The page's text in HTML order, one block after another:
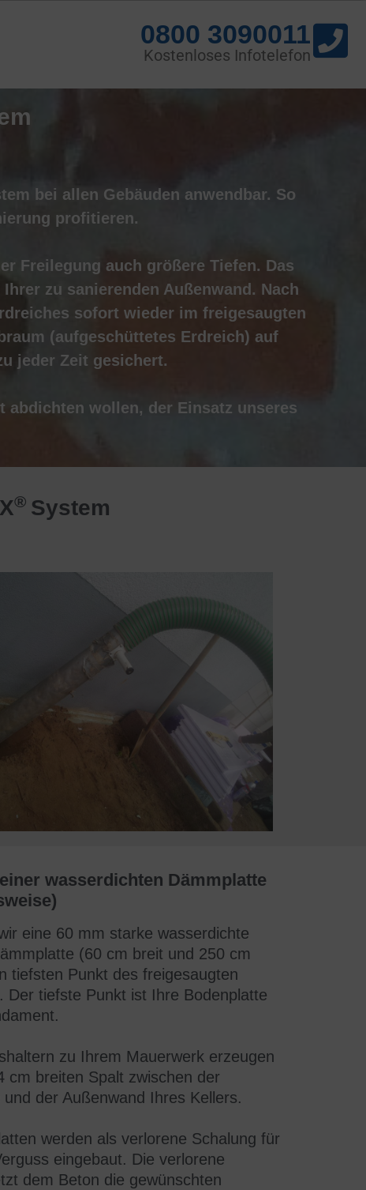
0800 3090011
Kostenloses Infotelefon
bei allen Gebäuden anwendbar. So
profitieren.
Freilegung auch größere Tiefen. Das
zu sanierenden Außenwand. Nach
sofort wieder im freigesaugten
(aufgeschüttetes Erdreich) auf
jeder Zeit gesichert.
abdichten wollen, der Einsatz unseres
® System
wasserdichten Dämmplatte
eine 60 mm starke wasserdichte
(60 cm breit und 250 cm
tiefsten Punkt des freigesaugten
Der tiefste Punkt ist Ihre Bodenplatte
zu Ihrem Mauerwerk erzeugen
cm breiten Spalt zwischen der
und der Außenwand Ihres Kellers.
werden als verlorene Schalung für
eingebaut. Die verlorene
dem Beton die gewünschten